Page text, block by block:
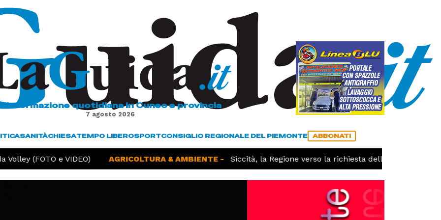
L'informazione quotidiana in Cuneo e provincia
7 agosto 2026
SANITÀCHIESATEMPO LIBEROSPORTCONSIGLIO REGIONALE DEL PIEMONTE ABBONATI
(FOTO e VIDEO) AGRICOLTURA & AMBIENTE - Siccità, la Regione verso la richiesta dello stato di